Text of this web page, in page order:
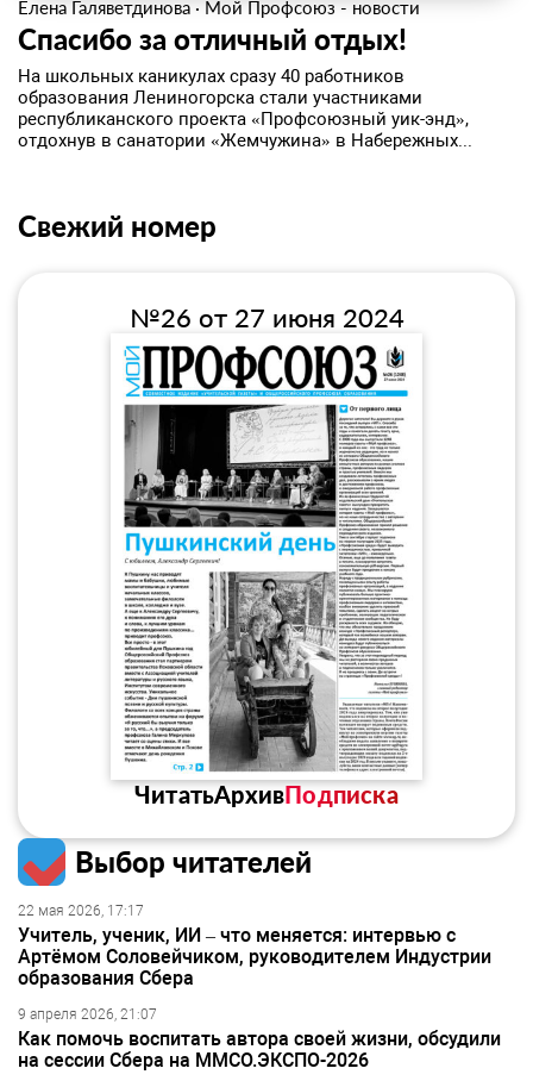
Елена Галяветдинова · Мой Профсоюз - новости
Спасибо за отличный отдых!
На школьных каникулах сразу 40 работников
образования Лениногорска стали участниками
республиканского проекта «Профсоюзный уик-энд»,
отдохнув в санатории «Жемчужина» в Набережных...
Свежий номер
№26 от 27 июня 2024
ЧитатьАрхивПодписка
Выбор читателей
22 мая 2026, 17:17
Учитель, ученик, ИИ – что меняется: интервью с
Артёмом Соловейчиком, руководителем Индустрии
образования Сбера
9 апреля 2026, 21:07
Как помочь воспитать автора своей жизни, обсудили
на сессии Сбера на ММСО.ЭКСПО-2026